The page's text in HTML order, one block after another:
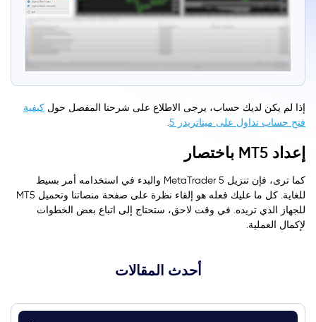
إذا لم يكن لديك حساب، يرجى الاطلاع على شرحنا المفصل حول كيفية
فتح حساب تداول على ميتاتريدر 5
.
إعداد MT5 باختصار
كما ترى، فإن تنزيل MetaTrader 5 والبدء في استخدامه أمر بسيط
للغاية. كل ما عليك فعله هو إلقاء نظرة على صفحة منصاتنا وتحميل MT5
للجهاز الذي تريده. في وقت لاحق، ستحتاج إلى اتباع بعض الخطوات
لإكمال العملية.
أحدث المقالات